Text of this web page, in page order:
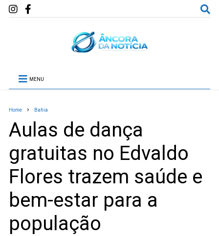
MENU
Home Bahia
Aulas de dança
gratuitas no Edvaldo
Flores trazem saúde e
bem-estar para a
população